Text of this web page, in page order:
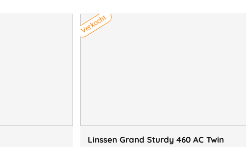
Verkocht
Linssen Grand Sturdy 460 AC Twin